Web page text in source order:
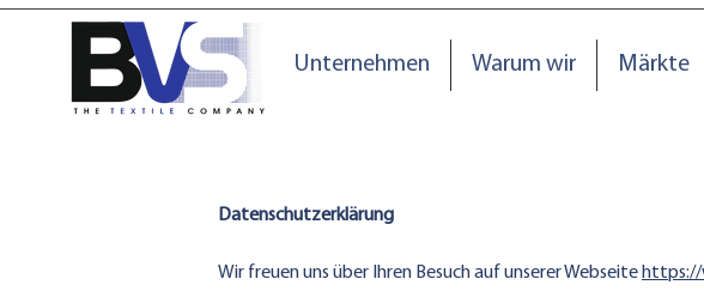
Unternehmen Warum wir Märkte
Datenschutzerklärung
Wir freuen uns über Ihren Besuch auf unserer Webseite